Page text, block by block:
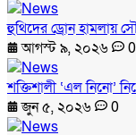
হুথিদের ড্রোন হামলায়
আগস্ট ৯, ২০২৬
0
শক্তিশালী ‘এল নিনো’
জুন ৫, ২০২৬
0